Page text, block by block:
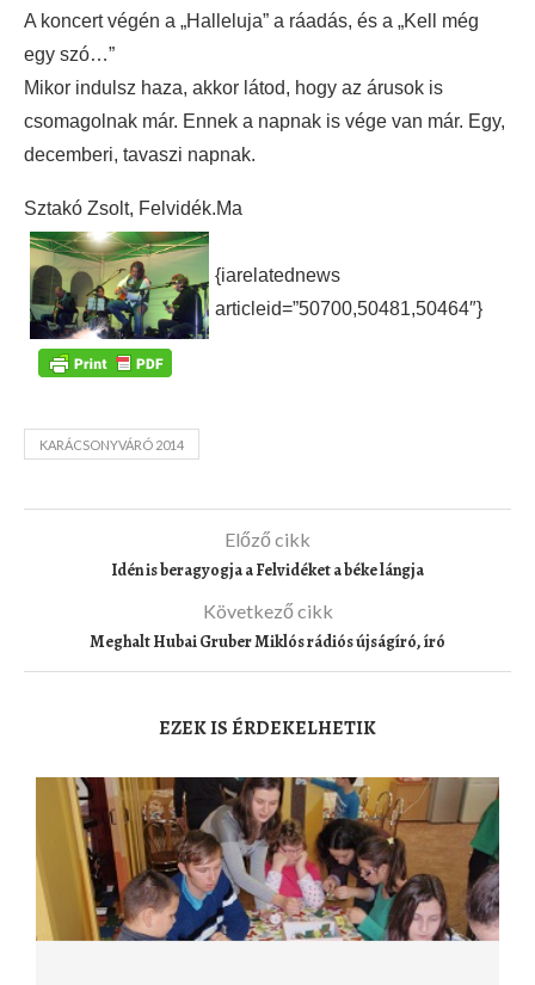
A koncert végén a „Halleluja” a ráadás, és a „Kell még
egy szó…”
Mikor indulsz haza, akkor látod, hogy az árusok is
csomagolnak már. Ennek a napnak is vége van már. Egy,
decemberi, tavaszi napnak.
Sztakó Zsolt, Felvidék.Ma
{iarelatednews
articleid=”50700,50481,50464″}
KARÁCSONYVÁRÓ 2014
Előző cikk
Idén is beragyogja a Felvidéket a béke lángja
Következő cikk
Meghalt Hubai Gruber Miklós rádiós újságíró, író
EZEK IS ÉRDEKELHETIK